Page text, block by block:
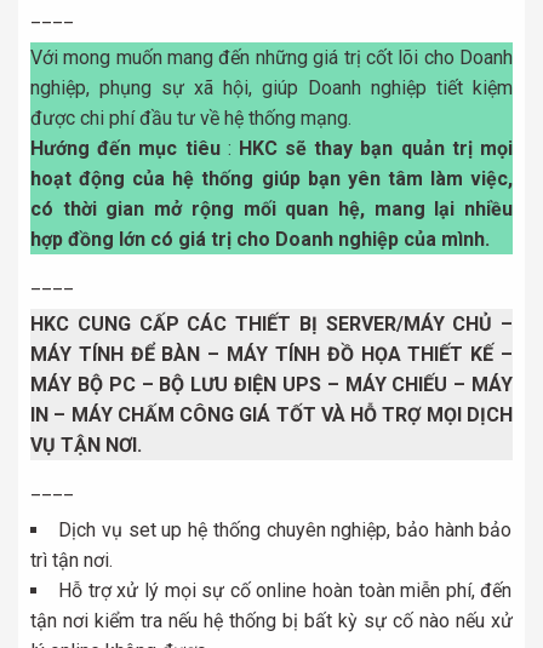
Với mong muốn mang đến những giá trị cốt lõi cho Doanh
nghiệp, phụng sự xã hội, giúp Doanh nghiệp tiết kiệm
được chi phí đầu tư về hệ thống mạng.
Hướng đến mục tiêu: HKC sẽ thay bạn quản trị mọi
hoạt động của hệ thống giúp bạn yên tâm làm việc,
có thời gian mở rộng mối quan hệ, mang lại nhiều
hợp đồng lớn có giá trị cho Doanh nghiệp của mình.
HKC CUNG CẤP CÁC THIẾT BỊ SERVER/MÁY CHỦ –
MÁY TÍNH ĐỂ BÀN – MÁY TÍNH ĐỒ HỌA THIẾT KẾ –
MÁY BỘ PC – BỘ LƯU ĐIỆN UPS – MÁY CHIẾU – MÁY
IN – MÁY CHẤM CÔNG GIÁ TỐT VÀ HỖ TRỢ MỌI DỊCH
VỤ TẬN NƠI.
Dịch vụ set up hệ thống chuyên nghiệp, bảo hành bảo
trì tận nơi.
Hỗ trợ xử lý mọi sự cố online hoàn toàn miễn phí, đến
tận nơi kiểm tra nếu hệ thống bị bất kỳ sự cố nào nếu xử